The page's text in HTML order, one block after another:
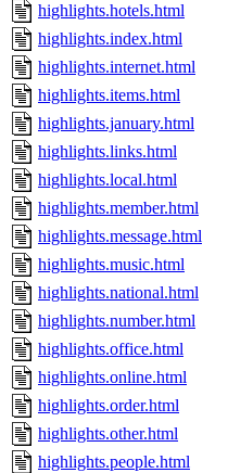
highlights.hotels.html
highlights.index.html
highlights.internet.html
highlights.items.html
highlights.january.html
highlights.links.html
highlights.local.html
highlights.member.html
highlights.message.html
highlights.music.html
highlights.national.html
highlights.number.html
highlights.office.html
highlights.online.html
highlights.order.html
highlights.other.html
highlights.people.html